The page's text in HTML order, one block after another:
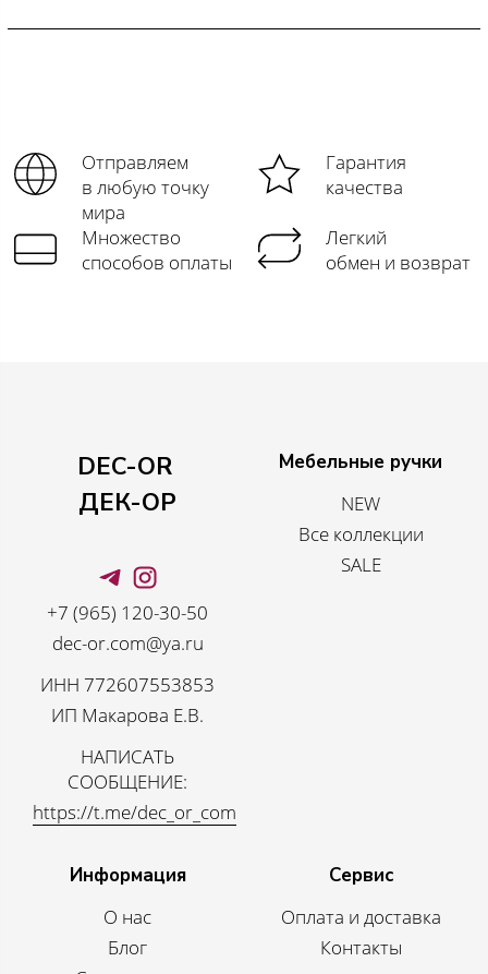
Отправляем
в любую точку
мира
Гарантия
качества
Множество
способов оплаты
Легкий
обмен и возврат
DEC-OR
ДЕК-ОР
+7 (965) 120-30-50
dec-or.com@ya.ru
ИНН 772607553853
ИП Макарова Е.В.
НАПИСАТЬ
СООБЩЕНИЕ:
https://t.me/dec_or_com
Мебельные ручки
NEW
Все коллекции
SALE
Информация
О нас
Блог
Сервис
Оплата и доставка
Контакты